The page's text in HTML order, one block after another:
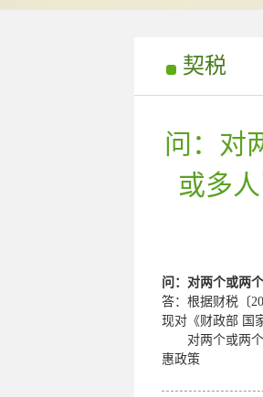
契税
问：对
或多
问：对两个或两
答：根据财税〔
现对《财政部 国
对两个或两个
惠政策